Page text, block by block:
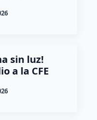
sin luz!
a la CFE